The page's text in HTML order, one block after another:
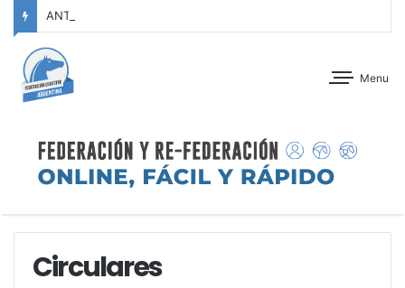
Menu
Circulares